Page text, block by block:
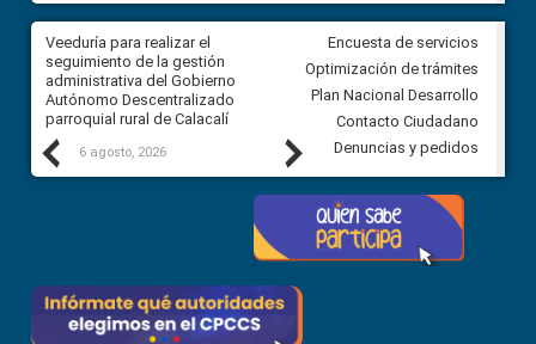
Previous
Veeduría para realizar el
seguimiento de la gestión
administrativa del Gobierno
Autónomo Descentralizado
parroquial rural de Calacalí
6 agosto, 2026
Veeduría para vigilar los
derivados de la Audiencia
comunidad Urbina, parroquia
Carolina
5 agosto, 2026
Next
Encuesta de servicios
Optimización de trámites
Plan Nacional Desarrollo
Contacto Ciudadano
Denuncias y pedidos